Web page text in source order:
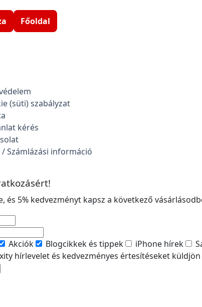
Főoldal
(süti) szabályzat
kérés
/ Számlázási információ
és 5% kedvezményt kapsz a következő
Akciók Blogcikkek és tippek iPhone hírek
hírlevelet és kedvezményes értesítéseket